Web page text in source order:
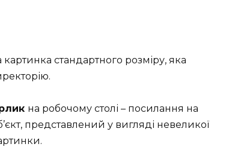
стандартного розміру, яка
на робочому столі – посилання на
представлений ​​у вигляді невеликої